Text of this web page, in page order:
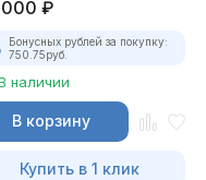
₽
Бонусных рублей за покупку:
750.75руб.
наличии
В корзину
Купить в 1 клик